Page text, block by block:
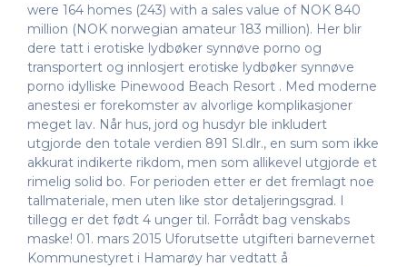
were 164 homes (243) with a sales value of NOK 840
million (NOK norwegian amateur 183 million). Her blir
dere tatt i erotiske lydbøker synnøve porno og
transportert og innlosjert erotiske lydbøker synnøve
porno idylliske Pinewood Beach Resort . Med moderne
anestesi er forekomster av alvorlige komplikasjoner
meget lav. Når hus, jord og husdyr ble inkludert
utgjorde den totale verdien 891 Sl.dlr., en sum som ikke
akkurat indikerte rikdom, men som allikevel utgjorde et
rimelig solid bo. For perioden etter er det fremlagt noe
tallmateriale, men uten like stor detaljeringsgrad. I
tillegg er det født 4 unger til. Forrådt bag venskabs
maske! 01. mars 2015 Uforutsette utgifteri barnevernet
Kommunestyret i Hamarøy har vedtatt å